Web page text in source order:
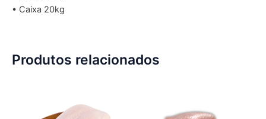
• Caixa 20kg
Produtos relacionados